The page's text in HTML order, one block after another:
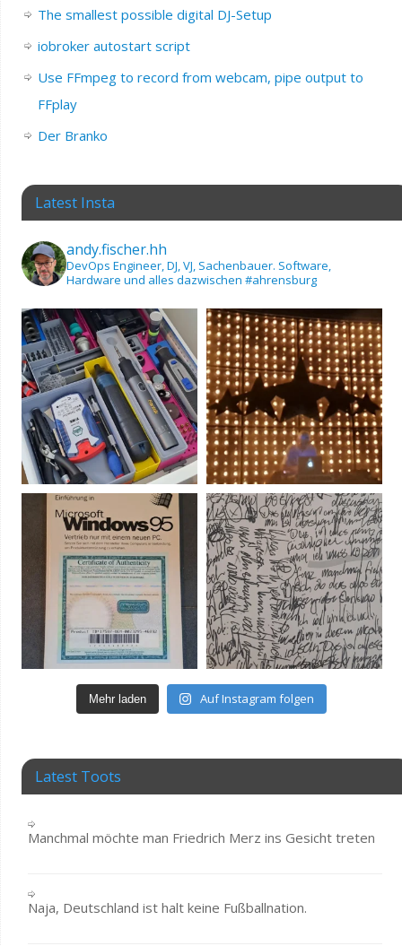
The smallest possible digital DJ-Setup
iobroker autostart script
Use FFmpeg to record from webcam, pipe output to
FFplay
Der Branko
Latest Insta
andy.fischer.hh
DevOps Engineer, DJ, VJ, Sachenbauer. Software,
Hardware und alles dazwischen #ahrensburg
Mehr laden Auf Instagram folgen
Latest Toots
Manchmal möchte man Friedrich Merz ins Gesicht treten
Naja, Deutschland ist halt keine Fußballnation.